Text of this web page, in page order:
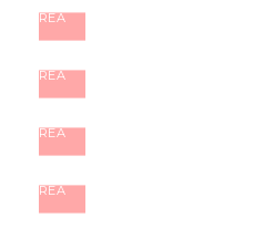
REA
REA
REA
REA